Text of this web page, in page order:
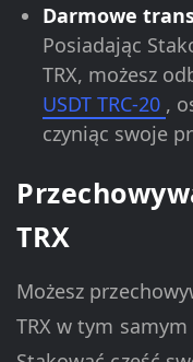
Darmowe
Posiadając
TRX, możesz
USDT TRC-20 ,
czyniąc swoje
TRX
Możesz
TRX w tym samym